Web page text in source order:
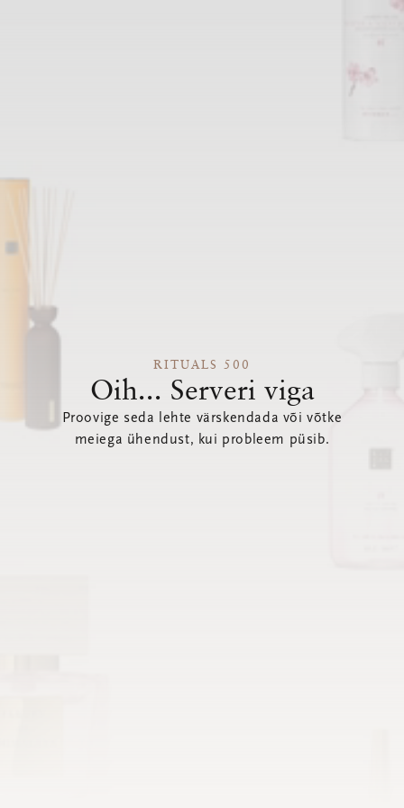
RITUALS 500
Oih... Serveri viga
Proovige seda lehte värskendada või võtke
meiega ühendust, kui probleem püsib.